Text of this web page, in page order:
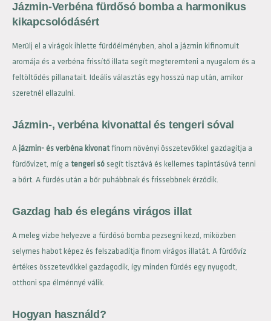
Jázmin-Verbéna fürdősó bomba a harmonikus
kikapcsolódásért
Merülj el a virágok ihlette fürdőélményben, ahol a jázmin kifinomult
aromája és a verbéna frissítő illata segít megteremteni a nyugalom és a
feltöltődés pillanatait. Ideális választás egy hosszú nap után, amikor
szeretnél ellazulni.
Jázmin-, verbéna kivonattal és tengeri sóval
A jázmin- és verbéna kivonatfinom növényi összetevőkkel gazdagítja a
fürdővizet, míg a tengeri só segít tisztává és kellemes tapintásúvá tenni
a bőrt. A fürdés után a bőr puhábbnak és frissebbnek érződik.
Gazdag hab és elegáns virágos illat
A meleg vízbe helyezve a fürdősó bomba pezsegni kezd, miközben
selymes habot képez és felszabadítja finom virágos illatát. A fürdővíz
értékes összetevőkkel gazdagodik, így minden fürdés egy nyugodt,
otthoni spa élménnyé válik.
Hogyan használd?